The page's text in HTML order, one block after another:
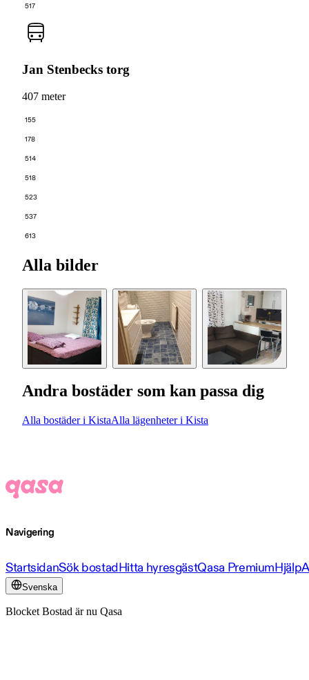
517
Jan Stenbecks torg
407 meter
155
178
514
518
523
537
613
Alla bilder
Andra bostäder som kan passa dig
Alla bostäder i KistaAlla lägenheter i Kista
Navigering
StartsidanSök bostadHitta hyresgästQasa PremiumHjälp
Svenska
Blocket Bostad är nu Qasa